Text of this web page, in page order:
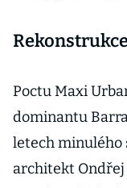
Poctu Maxi
dominantu
letech minulého
architekt